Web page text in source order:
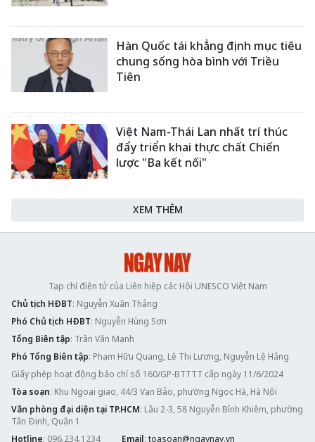
Hàn Quốc tái khẳng định mục tiêu
chung sống hòa bình với Triều
Tiên
Việt Nam-Thái Lan nhất trí thúc
đẩy triển khai thực chất Chiến
lược "Ba kết nối"
XEM THÊM
Tạp chí điện tử của Liên hiệp các Hội UNESCO Việt Nam
Chủ tịch HĐBT: Nguyễn Xuân Thắng
Phó Chủ tịch HĐBT: Nguyễn Hùng Sơn
Tổng Biên tập: Trần Văn Mạnh
Phó Tổng Biên tập: Phạm Hữu Quang, Lê Thị Lương, Nguyễn Lệ Hằng
Giấy phép hoạt động báo chí số 160/GP-BTTTT cấp ngày 11/6/2024
Tòa soạn: Khu Ngoại giao, 44/3 Vạn Bảo, phường Ngọc Hà, Hà Nội
Văn phòng đại diện tại TP.HCM: Lầu 2-3, 58 Nguyễn Bỉnh Khiêm, phường
Tân Định, Quận 1
Hotline: 096.234.1234 Email: toasoan@ngaynay.vn